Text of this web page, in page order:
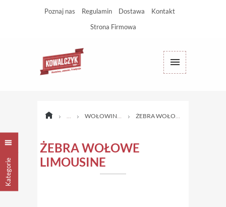
Poznaj nas Regulamin Dostawa
Kontakt
Strona Firmowa
WOŁOWINA LIMOUSINE ŻEBRA WOŁOWE LIMOUSINE
Kategorie
ŻEBRA WOŁOWE
LIMOUSINE